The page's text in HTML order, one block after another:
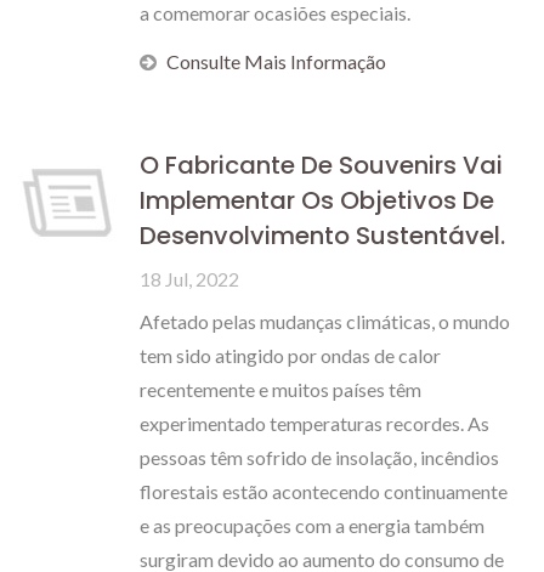
a comemorar ocasiões especiais.
Consulte Mais Informação
O Fabricante De Souvenirs Vai
Implementar Os Objetivos De
Desenvolvimento Sustentável.
18 Jul, 2022
Afetado pelas mudanças climáticas, o mundo
tem sido atingido por ondas de calor
recentemente e muitos países têm
experimentado temperaturas recordes. As
pessoas têm sofrido de insolação, incêndios
florestais estão acontecendo continuamente
e as preocupações com a energia também
surgiram devido ao aumento do consumo de